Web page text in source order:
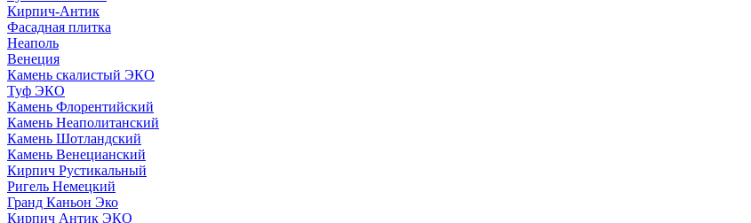
Кирпич-Антик
Фасадная плитка
Неаполь
Венеция
Камень скалистый ЭКО
Туф ЭКО
Камень Флорентийский
Камень Неаполитанский
Камень Шотландский
Камень Венецианский
Кирпич Рустикальный
Ригель Немецкий
Гранд Каньон Эко
Кирпич Антик ЭКО